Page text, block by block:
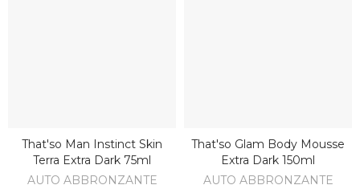
AGGIUNGI AL CARRELLO
That'so Man Instinct Skin
Terra Extra Dark 75ml
AUTO ABBRONZANTE
AGGIUNGI AL CARRELLO
That'so Glam Body Mousse
Extra Dark 150ml
AUTO ABBRONZANTE